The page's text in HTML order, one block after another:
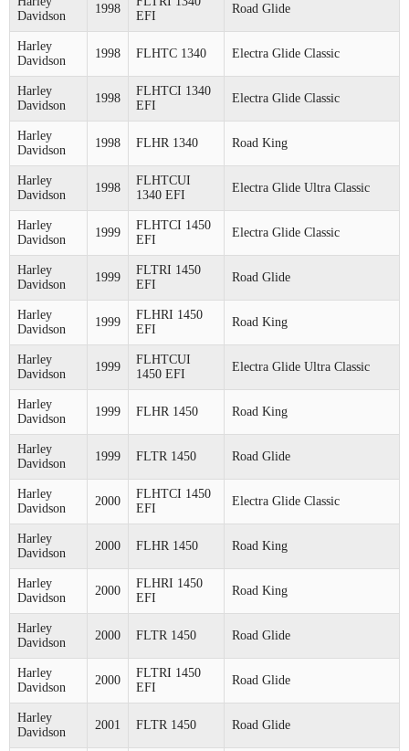
Davidson
1998
EFI
Road Glide
Harley
Davidson
1998 FLHTC 1340 Electra Glide Classic
Harley
Davidson
1998
FLHTCI 1340
EFI
Electra Glide Classic
Harley
Davidson
1998 FLHR 1340 Road King
Harley
Davidson
1998
FLHTCUI
1340 EFI
Electra Glide Ultra Classic
Harley
Davidson
1999
FLHTCI 1450
EFI
Electra Glide Classic
Harley
Davidson
1999
FLTRI 1450
EFI
Road Glide
Harley
Davidson
1999
FLHRI 1450
EFI
Road King
Harley
Davidson
1999
FLHTCUI
1450 EFI
Electra Glide Ultra Classic
Harley
Davidson
1999 FLHR 1450 Road King
Harley
Davidson
1999 FLTR 1450 Road Glide
Harley
Davidson
2000
FLHTCI 1450
EFI
Electra Glide Classic
Harley
Davidson
2000 FLHR 1450 Road King
Harley
Davidson
2000
FLHRI 1450
EFI
Road King
Harley
Davidson
2000 FLTR 1450 Road Glide
Harley
Davidson
2000
FLTRI 1450
EFI
Road Glide
Harley
Davidson
2001 FLTR 1450 Road Glide